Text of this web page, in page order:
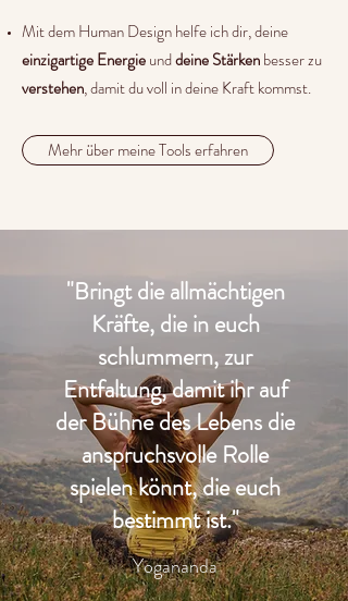
Mit dem Human Design helfe ich dir, deine
einzigartige Energieunddeine Stärkenbesser zu
verstehen, damit du voll in deine Kraft kommst.
Mehr über meine Tools erfahren
"Bringt die allmächtigen
Kräfte, die in euch
schlummern, zur
Entfaltung, damit ihr auf
der Bühne des Lebens die
anspruchsvolle Rolle
spielen könnt, die euch
bestimmt ist."
Yogananda